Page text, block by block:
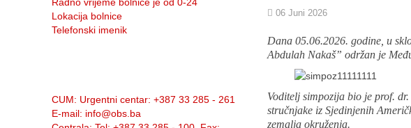
06 Juni 2026
Dana 05.06.2026. godine, u
Abdulah Nakaš” održan je
Voditelj simpozija bio je prof.
stručnjake iz Sjedinjenih
zemalja okruženja.
Lokacija bolnice
Telefonski imenik
CUM: Urgentni centar: +387 33 285 - 261
E-mail: info@obs.ba